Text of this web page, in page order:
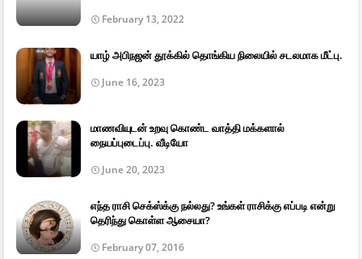
February 13, 2022
யாழ் அபிநஜன் தூக்கில் தொங்கிய நிலையில் சடலமாக மீட்பு.
June 16, 2023
மாணவியுடன் உறவு கொண்ட வாத்தி மக்களால்
நையப்புடைப்பு. வீடியோ
June 20, 2023
எந்த ராசி செக்ஸ்க்கு நல்லது? உங்கள் ராசிக்கு எப்படி என்று
தெரிந்து கொள்ள ஆசையா?
February 07, 2016